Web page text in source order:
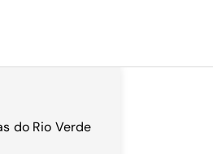
do Rio Verde